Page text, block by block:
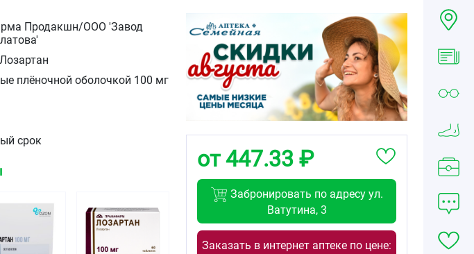
Продакшн/ООО 'Завод
Лозартан
плёночной оболочкой 100 мг
срок
от 447.33 ₽
Забронировать по адресу ул.
Ватутина, 3
Заказать в интернет аптеке по цене: